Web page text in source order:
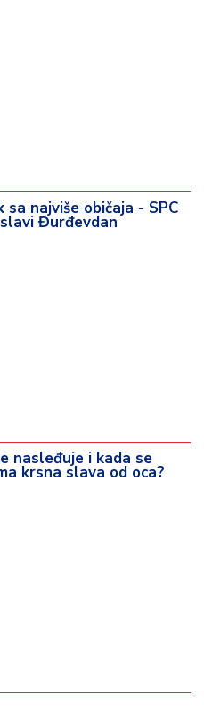
sa najviše običaja - SPC
Đurđevdan
nasleđuje i kada se
krsna slava od oca?